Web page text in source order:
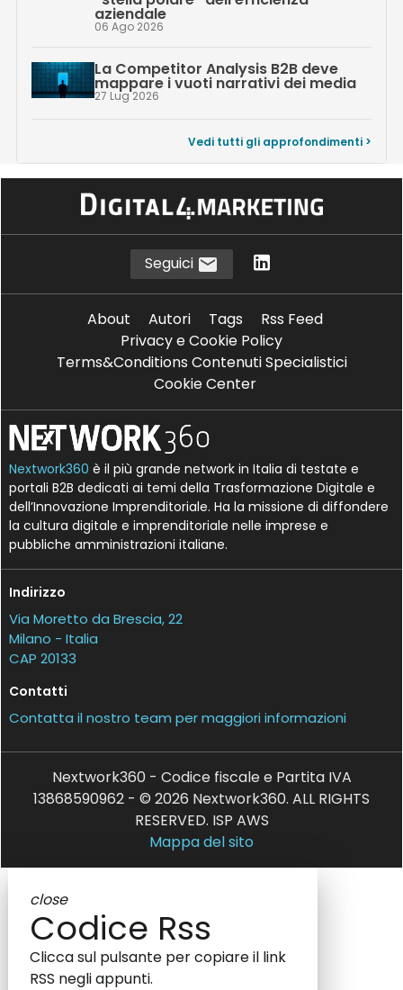
aziendale
06 Ago 2026
La Competitor Analysis B2B deve
mappare i vuoti narrativi dei media
27 Lug 2026
Vedi tutti gli approfondimenti >
Seguici
About Autori Tags
Rss Feed
Privacy e Cookie Policy
Terms&Conditions Contenuti Specialistici
Cookie Center
Nextwork360 è il più grande network in Italia di testate e
portali B2B dedicati ai temi della Trasformazione Digitale e
dell’Innovazione Imprenditoriale. Ha la missione di diffondere
la cultura digitale e imprenditoriale nelle imprese e
pubbliche amministrazioni italiane.
Indirizzo
Via Moretto da Brescia, 22
Milano - Italia
CAP 20133
Contatti
Contatta il nostro team per maggiori informazioni
Nextwork360 - Codice fiscale e Partita IVA
13868590962 - © 2026 Nextwork360. ALL RIGHTS
RESERVED. ISP AWS
Mappa del sito
close
Codice Rss
Clicca sul pulsante per copiare il link
RSS negli appunti.